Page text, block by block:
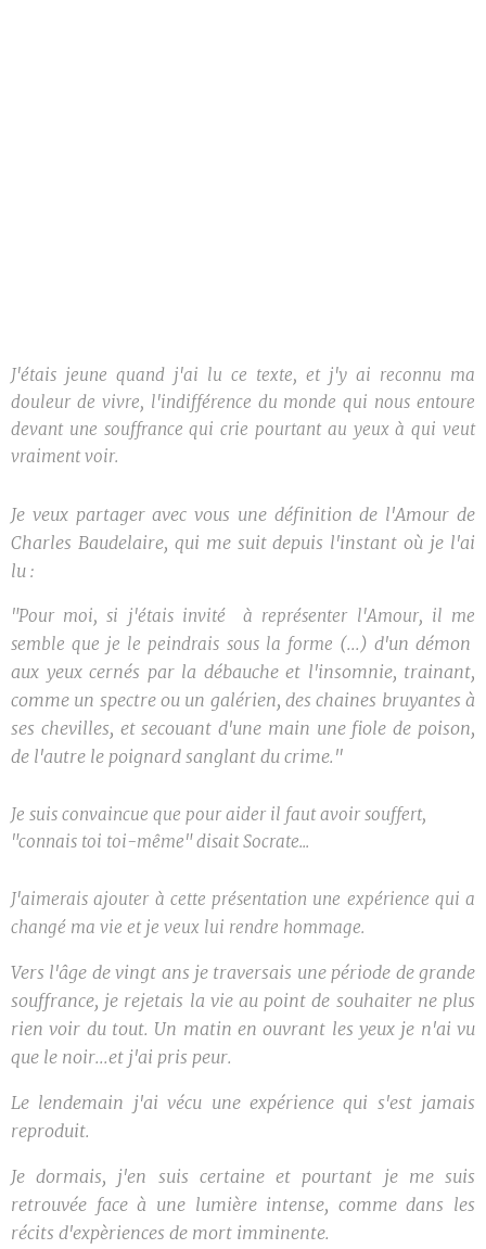
J'étais jeune quand j'ai lu ce texte, et j'y ai reconnu ma
douleur de vivre, l'indifférence du monde qui nous entoure
devant une souffrance qui crie pourtant au yeux à qui veut
vraiment voir.
Je veux partager avec vous une définition de l'Amour de
Charles Baudelaire, qui me suit depuis l'instant où je l'ai
lu :
"Pour moi, si j'étais invité à représenter l'Amour, il me
semble que je le peindrais sous la forme (...) d'un démon
aux yeux cernés par la débauche et l'insomnie, trainant,
comme un spectre ou un galérien, des chaines bruyantes à
ses chevilles, et secouant d'une main une fiole de poison,
de l'autre le poignard sanglant du crime."
Je suis convaincue que pour aider il faut avoir souffert,
"connais toi toi-même" disait Socrate...
J'aimerais ajouter à cette présentation une expérience qui a
changé ma vie et je veux lui rendre hommage.
Vers l'âge de vingt ans je traversais une période de grande
souffrance, je rejetais la vie au point de souhaiter ne plus
rien voir du tout. Un matin en ouvrant les yeux je n'ai vu
que le noir...et j'ai pris peur.
Le lendemain j'ai vécu une expérience qui s'est jamais
reproduit.
Je dormais, j'en suis certaine et pourtant je me suis
retrouvée face à une lumière intense, comme dans les
récits d'expèriences de mort imminente.